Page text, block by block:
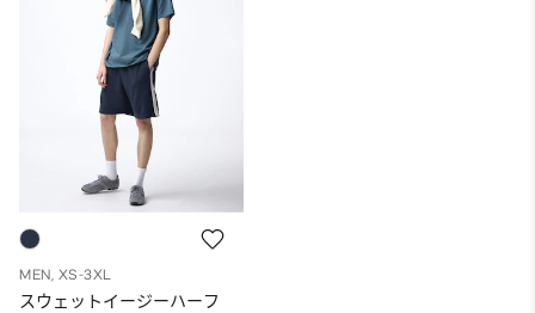
MEN, XS-3XL
スウェットイージーハーフ